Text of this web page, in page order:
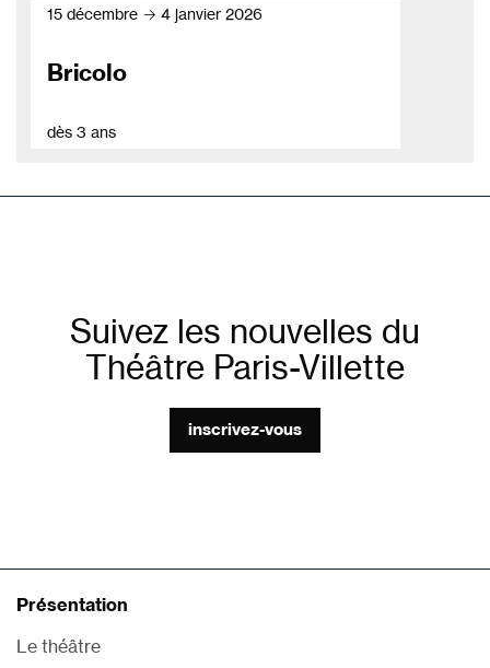
15 décembre → 4 janvier 2026
Bricolo
dès 3 ans
Suivez les nouvelles du
Théâtre Paris-Villette
inscrivez-vous
Présentation
Le théâtre